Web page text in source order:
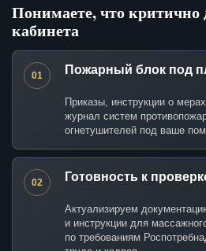
Понимаете, что критично
кабинета
01 Пожарный блок под
Приказы, инструкции о
журнал систем
огнетушителей под ваше
02 Готовность к
Актуализируем
и инструкции для
по требованиям